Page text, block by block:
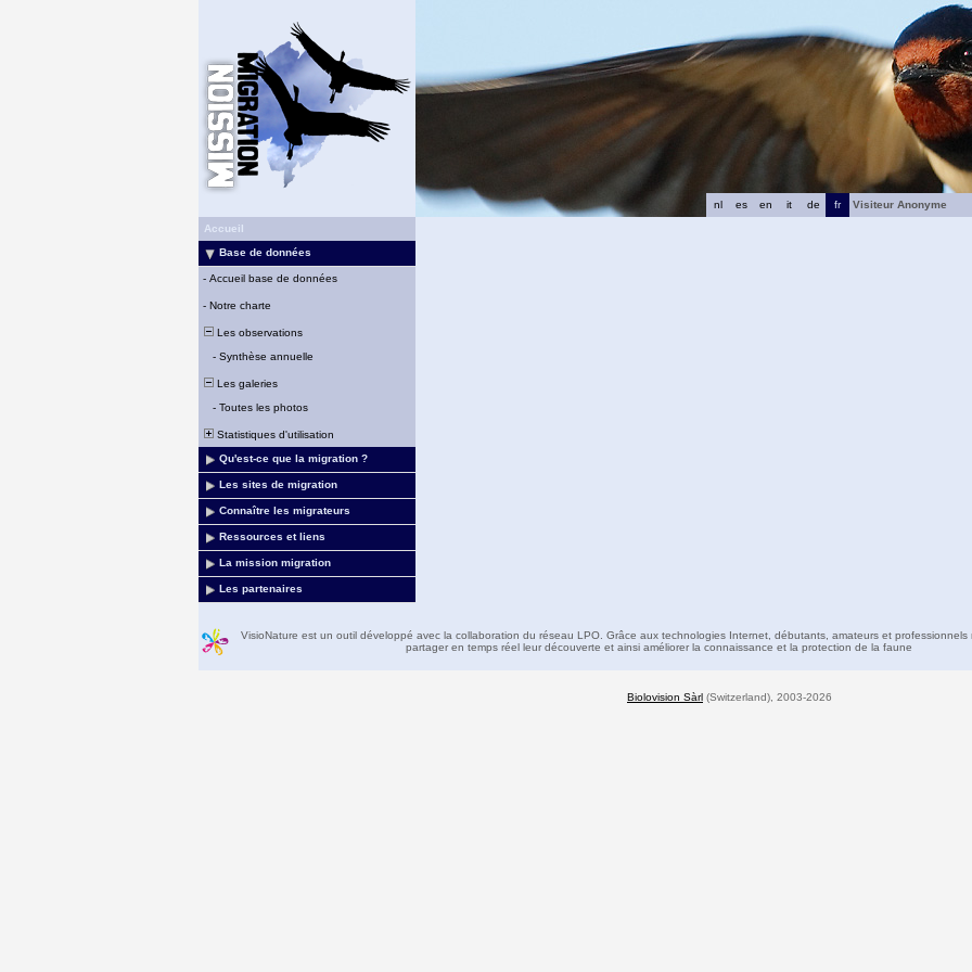
fr
de
it
en
es
nl
Visiteur Anonyme
Accueil
Base de données
- Accueil base de données
- Notre charte
Les observations
- Synthèse annuelle
Les galeries
- Toutes les photos
Statistiques d'utilisation
Qu'est-ce que la migration ?
Les sites de migration
Connaître les migrateurs
Ressources et liens
La mission migration
Les partenaires
VisioNature est un outil développé avec la collaboration du réseau LPO. Grâce aux technologies Internet, débutants, amateurs et professionnels
partager en temps réel leur découverte et ainsi améliorer la connaissance et la protection de la faune
Biolovision Sàrl (Switzerland), 2003-2026